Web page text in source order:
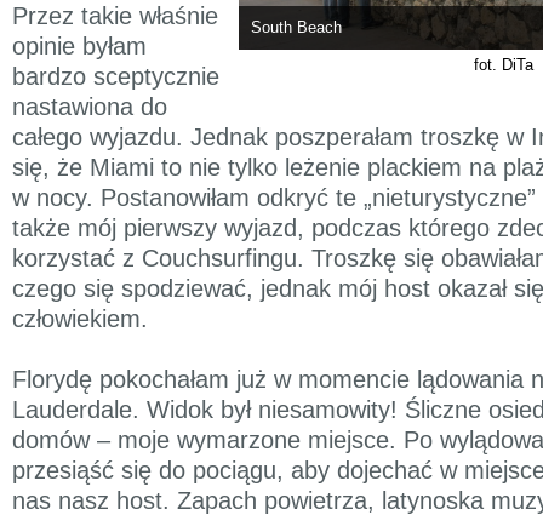
South Beach
fot. DiTa
Przez takie właśnie
opinie byłam
bardzo sceptycznie
nastawiona do
całego wyjazdu. Jednak poszperałam troszkę w
się, że Miami to nie tylko leżenie plackiem na
w nocy. Postanowiłam odkryć te
także mój pierwszy wyjazd, podczas którego
korzystać z Couchsurfingu. Troszkę się
czego się spodziewać, jednak mój host okazał
człowiekiem.
Florydę pokochałam już w momencie lądowania
Lauderdale. Widok był niesamowity! Śliczne
domów – moje wymarzone miejsce. Po
przesiąść się do pociągu, aby dojechać w
nas nasz host. Zapach powietrza, latynoska